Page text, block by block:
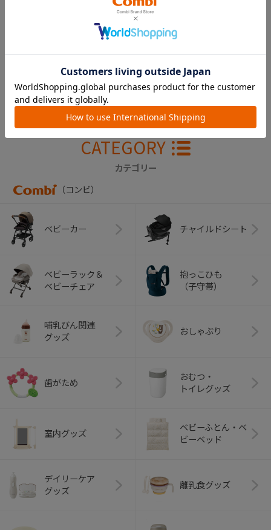
ンボングレー）
￥16,500
CATEGORY
カテゴリー
（コンビ）
ベビーカー チャイルドシート
ベビーラック＆
ベビーチェア
抱っこひも
（子守帯）
哺乳びん関連
グッズ
おしゃぶり
歯がため
おむつ・
トイレグッズ
室内グッズ
ベビーふとん・ベ
ビーベッド
デイリーケア
グッズ
離乳食グッズ